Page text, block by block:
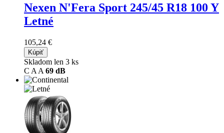
Nexen N'Fera Sport 245/45 R18 100 Y
Letné
105,24 €
Kúpiť
Skladom len 3 ks
C A A 69 dB